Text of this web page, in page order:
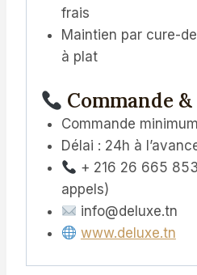
frais
Maintien par cure-
à plat
Commande
Commande
Délai : 24h à
+ 216 26 665
appels)
info@deluxe.tn
www.deluxe.tn